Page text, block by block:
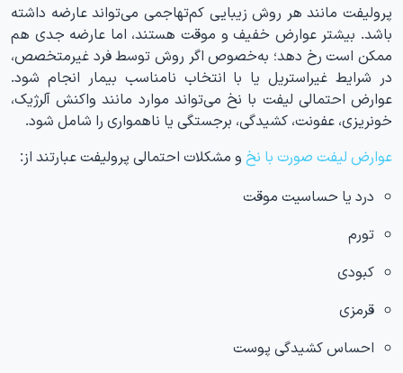
پرولیفت مانند هر روش زیبایی کم‌تهاجمی می‌تواند عارضه داشته
باشد. بیشتر عوارض خفیف و موقت هستند، اما عارضه جدی هم
ممکن است رخ دهد؛ به‌خصوص اگر روش توسط فرد غیرمتخصص،
در شرایط غیراستریل یا با انتخاب نامناسب بیمار انجام شود.
عوارض احتمالی لیفت با نخ می‌تواند موارد مانند واکنش آلرژیک،
خونریزی، عفونت، کشیدگی، برجستگی یا ناهمواری را شامل شود.
عوارض لیفت صورت با نخ و مشکلات احتمالی پرولیفت عبارتند از:
درد یا حساسیت موقت
تورم
کبودی
قرمزی
احساس کشیدگی پوست